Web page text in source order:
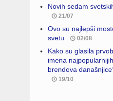
Novih sedam
21/07
Ovo su najlepši
svetu
02/08
Kako su glasila
imena najpopularnijih
brendova
19/10